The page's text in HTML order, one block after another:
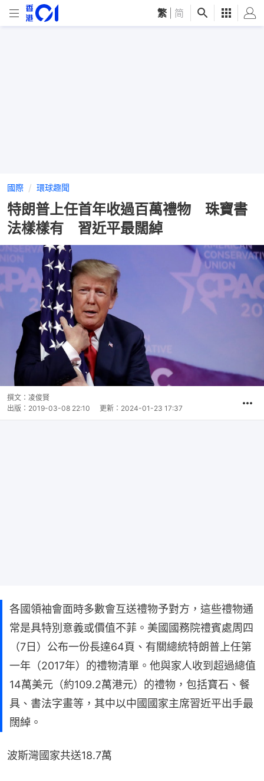
繁 简
國際 環球趣聞
特朗普上任首年收過百萬禮物 珠寶書
法樣樣有 習近平最闊綽
撰文： 凌俊賢
出版： 2019-03-08 22:10 更新： 2024-01-23 17:37
各國領袖會面時多數會互送禮物予對方，這些禮物通
常是具特別意義或價值不菲。美國國務院禮賓處周四
（7日）公布一份長達64頁、有關總統特朗普上任第
一年（2017年）的禮物清單。他與家人收到超過總值
14萬美元（約109.2萬港元）的禮物，包括寶石、餐
具、書法字畫等，其中以中國國家主席習近平出手最
闊綽。
波斯灣國家共送18.7萬